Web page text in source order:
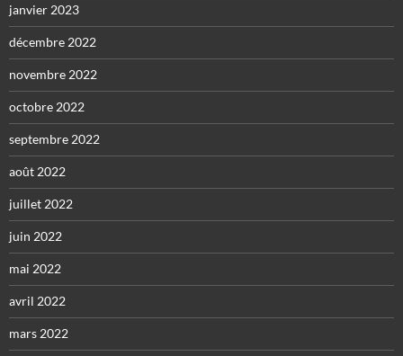
janvier 2023
décembre 2022
novembre 2022
octobre 2022
septembre 2022
août 2022
juillet 2022
juin 2022
mai 2022
avril 2022
mars 2022